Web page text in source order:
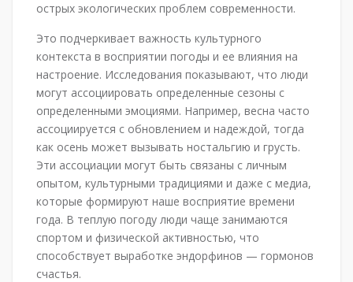
острых экологических проблем современности.
Это подчеркивает важность культурного
контекста в восприятии погоды и ее влияния на
настроение. Исследования показывают, что люди
могут ассоциировать определенные сезоны с
определенными эмоциями. Например, весна часто
ассоциируется с обновлением и надеждой, тогда
как осень может вызывать ностальгию и грусть.
Эти ассоциации могут быть связаны с личным
опытом, культурными традициями и даже с медиа,
которые формируют наше восприятие времени
года. В теплую погоду люди чаще занимаются
спортом и физической активностью, что
способствует выработке эндорфинов — гормонов
счастья.